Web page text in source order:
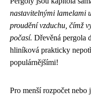
nastavitelnými lamelami
proudění vzduchu, čímž
počasí. Dřevěná pergola
hliníková prakticky
populárnějšími!
Pro menší rozpočet nebo